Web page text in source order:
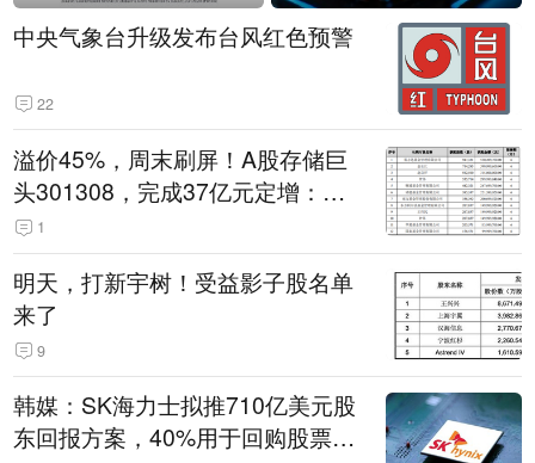
中央气象台升级发布台风红色预警
22
溢价45%，周末刷屏！A股存储巨
头301308，完成37亿元定增：现
价386.6元，定增价560元
1
明天，打新宇树！受益影子股名单
来了
9
韩媒：SK海力士拟推710亿美元股
东回报方案，40%用于回购股票，